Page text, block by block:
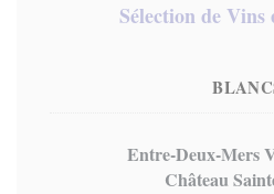
Sélection de Vins
Entre-Deux-Mers
Château